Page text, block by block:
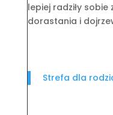
lepiej radziły
dorastania i
Strefa dla